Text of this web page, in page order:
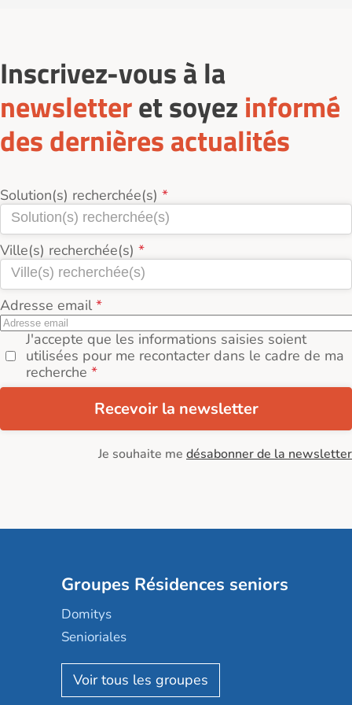
Inscrivez-vous à la
newsletteret soyez informé
des dernières actualités
Solution(s) recherchée(s)
Ville(s) recherchée(s)
Adresse email
J'accepte que les informations saisies soient
utilisées pour me recontacter dans le cadre de ma
recherche
Recevoir la newsletter
Je souhaite me désabonner de la newsletter
Groupes Résidences seniors
Domitys
Senioriales
Nohée
Les Résidentiels